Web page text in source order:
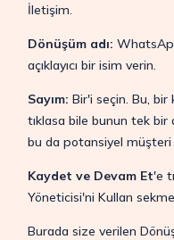
İletişim.
Dönüşüm adı:
açıklayıcı bir isim verin.
Sayım: Bir'i seçin. Bu, bir
tıklasa bile bunun tek bir
bu da potansiyel
Kaydet ve Devam Et'e
Yöneticisi'ni Kullan
Burada size verilen